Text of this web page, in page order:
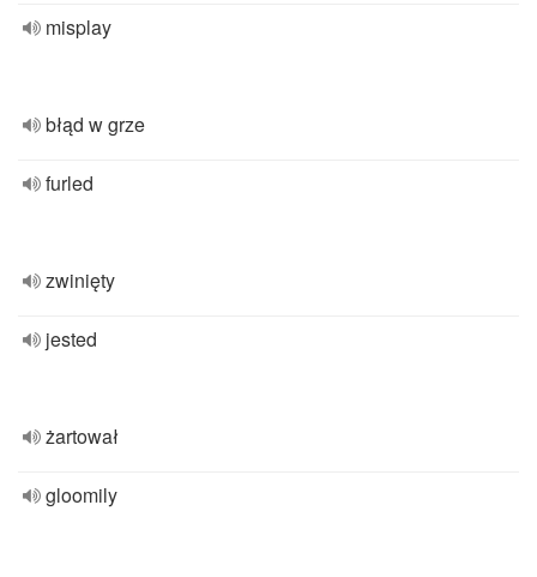
misplay
błąd w grze
furled
zwinięty
jested
żartował
gloomily